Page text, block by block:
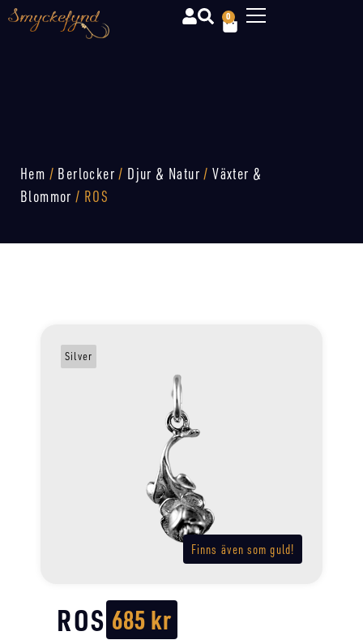
0
Hem / Berlocker / Djur & Natur /Växter &
Blommor / ROS
Finns även som guld!
Silver
ROS 685kr